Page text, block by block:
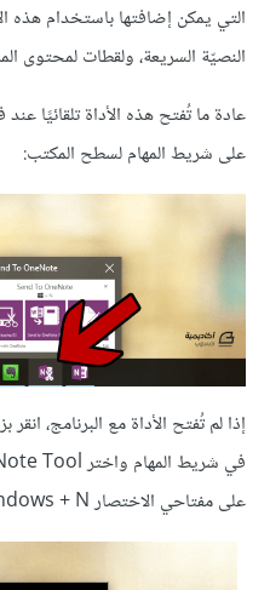
التي يمكن إضافتها باستخدام هذه
النصيّة السريعة، ولقطات لمحتوى
على شريط المهام لسطح المكتب:
إذا لم تُفتح الأداة مع البرنامج، انقر
على مفتاحي الاختصار Windows + N):